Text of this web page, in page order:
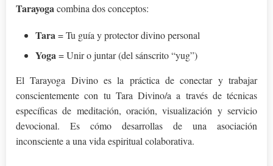
Tarayogacombina dos conceptos:
Tara= Tu guía y protector divino personal
Yoga= Unir o juntar (del sánscrito “yug”)
El Tarayoga Divino es la práctica de conectar y trabajar
conscientemente con tu Tara Divino/a a través de técnicas
específicas de meditación, oración, visualización y servicio
devocional. Es cómo desarrollas de una asociación
inconsciente a una vida espiritual colaborativa.